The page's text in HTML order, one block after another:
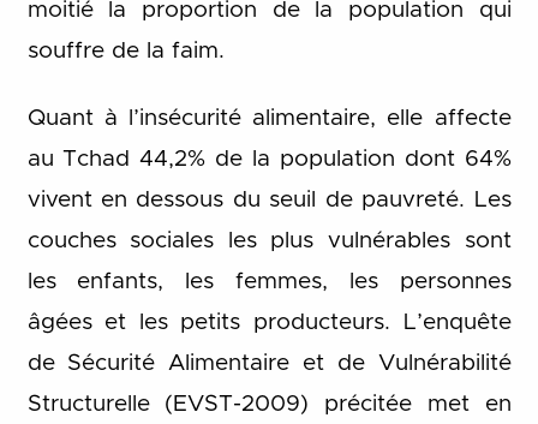
moitié la proportion de la population qui
souffre de la faim.
Quant à l’insécurité alimentaire, elle affecte
au Tchad 44,2% de la population dont 64%
vivent en dessous du seuil de pauvreté. Les
couches sociales les plus vulnérables sont
les enfants, les femmes, les personnes
âgées et les petits producteurs. L’enquête
de Sécurité Alimentaire et de Vulnérabilité
Structurelle (EVST-2009) précitée met en